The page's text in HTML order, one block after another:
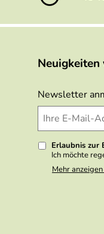
Neuigkeiten
Newsletter
Erlaubnis zur
Ich möchte
per E-Mail
nicht an
Mehr anzeigen